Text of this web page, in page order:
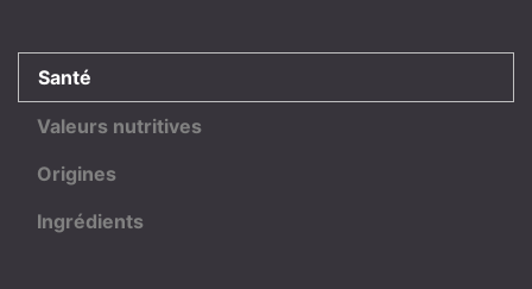
Santé
Valeurs nutritives
Origines
Ingrédients